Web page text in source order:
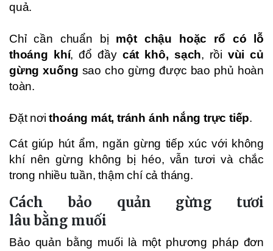
quả.
Chỉ cần chuẩn bị một chậu hoặc rổ có lỗ
thoáng khí, đổ đầy cát khô, sạch, rồi vùi củ
gừng xuống sao cho gừng được bao phủ hoàn
toàn.
Đặt nơithoáng mát, tránh ánh nắng trực tiếp.
Cát giúp hút ẩm, ngăn gừng tiếp xúc với không
khí nên gừng không bị héo, vẫn tươi và chắc
trong nhiều tuần, thậm chí cả tháng.
Cách bảo quản gừng tươi
lâu bằng muối
Bảo quản bằng muối là một phương pháp đơn